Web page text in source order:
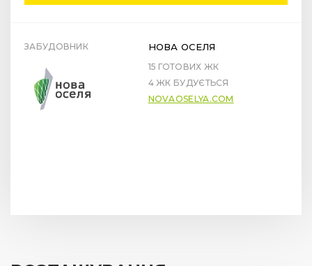
ЗАБУДОВНИК НОВА ОСЕЛЯ
15 ГОТОВИХ ЖК
4 ЖК БУДУЄТЬСЯ
NOVAOSELYA.COM